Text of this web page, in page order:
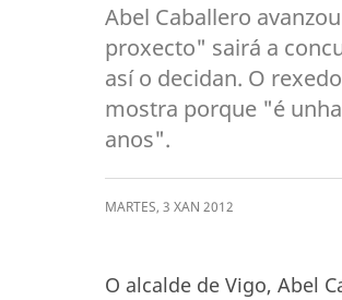
Abel Caballero
proxecto" sairá a
así o decidan. O
mostra porque "é
anos".
MARTES, 3 XAN 2012
O alcalde de Vigo, Abel